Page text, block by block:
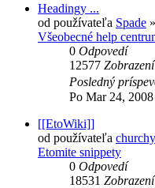
Headingy ...
od používateľa Spade »
Všeobecné help
0 Odpovedí
12577 Zobrazení
Posledný
Po Mar 24,
[[EtoWiki]]
od používateľa
Etomite snippety
0 Odpovedí
18531 Zobrazení